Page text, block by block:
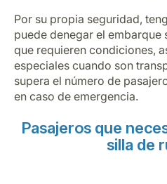
Por su propia seguridad,
puede denegar el embarque
que requieren condiciones,
especiales cuando son
supera el número de
en caso de emergencia.
Pasajeros que
silla de